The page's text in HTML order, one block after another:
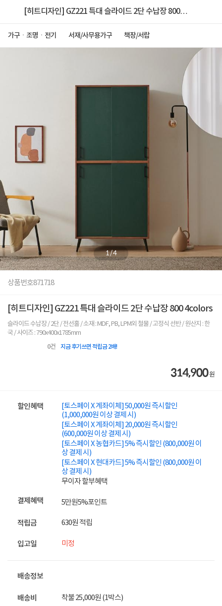
[히트디자인] GZ221 특대 슬라이드 2단 수납장 800
가구ㆍ조명ㆍ전기 서재/사무용가구 책장/서랍
1/4
상품번호871718
[히트디자인] GZ221 특대 슬라이드 2단 수납장 800 4colors
슬라이드 수납장 / 2단 / 전선홀 / 소재 : MDF, PB, LPM외 철물 / 고정식 선반 / 원산지 : 한
국 / 사이즈 : 790x400x1785mm
0건 지금 후기쓰면 적립금 2배!
314,900원
할인혜택
[토스페이 X 계좌이체] 50,000원 즉시할인
(1,000,000원 이상 결제 시)
[토스페이 X 계좌이체] 20,000원 즉시할인
(600,000원 이상 결제 시)
[토스페이 X 농협카드] 5% 즉시할인 (800,000원 이
상 결제 시)
[토스페이 X 현대카드] 5% 즉시할인 (800,000원 이
상 결제 시)
무이자 할부혜택
결제혜택 5만원5%포인트
적립금 630원 적립
입고일 미정
배송정보
배송비 착불 25,000원 (1박스)